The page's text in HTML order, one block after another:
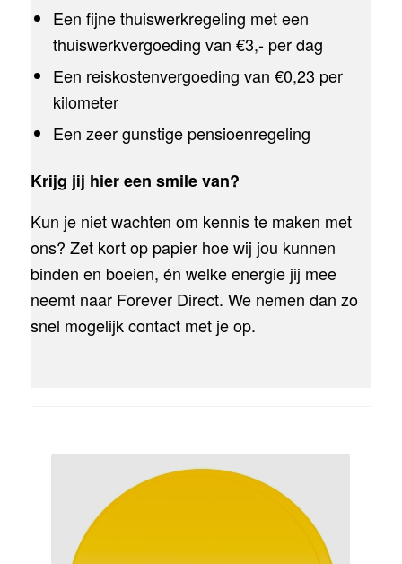
Een fijne thuiswerkregeling met een
thuiswerkvergoeding van €3,- per dag
Een reiskostenvergoeding van €0,23 per
kilometer
Een zeer gunstige pensioenregeling
Krijg jij hier een smile van?
Kun je niet wachten om kennis te maken met
ons? Zet kort op papier hoe wij jou kunnen
binden en boeien, én welke energie jij mee
neemt naar Forever Direct. We nemen dan zo
snel mogelijk contact met je op.